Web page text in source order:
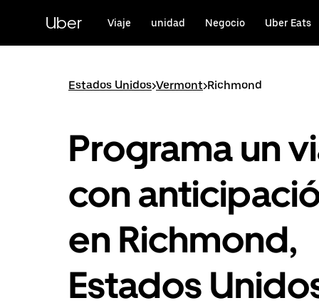
contenido
principal
Uber Viaje unidad Negocio Uber Eats
Estados Unidos>Vermont>Richmond
Programa un
con
en Richmond,
Estados